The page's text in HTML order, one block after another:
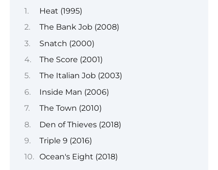
Heat (1995)
The Bank Job (2008)
Snatch (2000)
The Score (2001)
The Italian Job (2003)
Inside Man (2006)
The Town (2010)
Den of Thieves (2018)
Triple 9 (2016)
Ocean's Eight (2018)